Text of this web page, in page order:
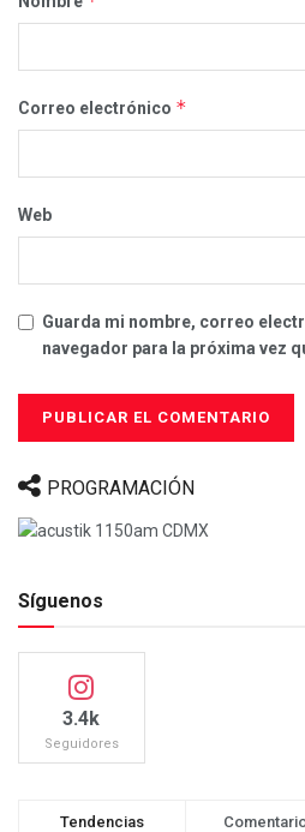
Correo electrónico *
Web
Guarda mi nombre, correo
navegador para la próxima vez
PROGRAMACIÓN
Síguenos
3.4k
Seguidores
Tendencias